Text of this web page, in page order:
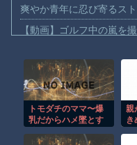
爽やか青年に忍び寄るス
【動画】ゴルフ中の嵐を
【動画】これは怖い。三
【動画】バイクの少年を
【動画】世界一過酷なオ
トモダチのママ〜爆
乳だからハメ墜とす
親
き